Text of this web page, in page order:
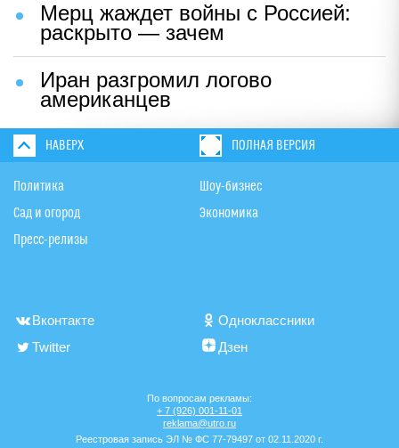
Мерц жаждет войны с Россией:
раскрыто — зачем
Иран разгромил логово
американцев
НАВЕРХ ПОЛНАЯ ВЕРСИЯ
Политика
Сад и огород
Пресс-релизы
Шоу-бизнес
Экономика
Вконтакте
Одноклассники
Twitter
Дзен
По вопросам рекламы:
+ 7 (926) 001-11-01
reklama@utro.ru
Реестровая запись ЭЛ № ФС 77-79497 от 02.11.2020 г.